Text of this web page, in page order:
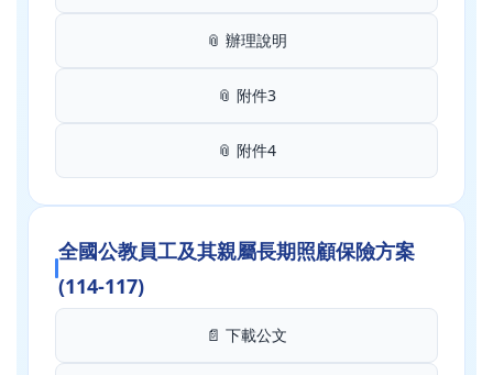
📎 辦理說明
📎 附件3
📎 附件4
全國公教員工及其親屬長期照顧保險方案
(114-117)
📄 下載公文